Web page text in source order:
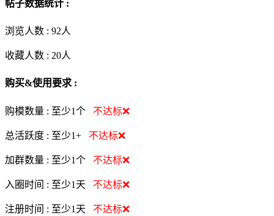
帖子数据统计 :
浏览人数 : 92人
收藏人数 : 20人
购买&使用要求 :
购模数量 : 至少1个 不达标❌
总活跃度 : 至少1+ 不达标❌
加群数量 : 至少1个 不达标❌
入圈时间 : 至少1天 不达标❌
注册时间 : 至少1天 不达标❌